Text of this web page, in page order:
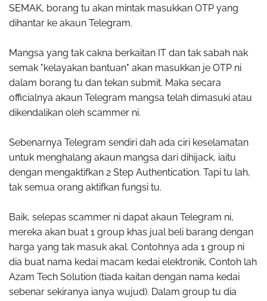
SEMAK, borang tu akan mintak masukkan OTP yang
dihantar ke akaun Telegram.
Mangsa yang tak cakna berkaitan IT dan tak sabah nak
semak "kelayakan bantuan" akan masukkan je OTP ni
dalam borang tu dan tekan submit. Maka secara
officialnya akaun Telegram mangsa telah dimasuki atau
dikendalikan oleh scammer ni.
Sebenarnya Telegram sendiri dah ada ciri keselamatan
untuk menghalang akaun mangsa dari dihijack, iaitu
dengan mengaktifkan 2 Step Authentication. Tapi tu lah,
tak semua orang aktifkan fungsi tu.
Baik, selepas scammer ni dapat akaun Telegram ni,
mereka akan buat 1 group khas jual beli barang dengan
harga yang tak masuk akal. Contohnya ada 1 group ni
dia buat nama kedai macam kedai elektronik, Contoh lah
Azam Tech Solution (tiada kaitan dengan nama kedai
sebenar sekiranya ianya wujud). Dalam group tu dia